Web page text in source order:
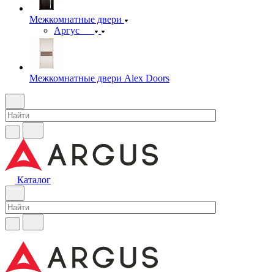
Межкомнатные двери
Аргус
Межкомнатные двери Alex Doors
Каталог